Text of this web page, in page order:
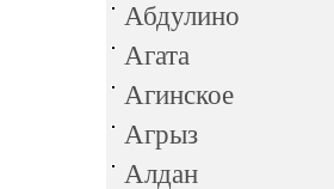
Абдулино
Агата
Агинское
Агрыз
Алдан